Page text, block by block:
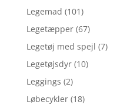
Legemad (101)
Legetæpper (67)
Legetøj med spejl (7)
Legetøjsdyr (10)
Leggings (2)
Løbecykler (18)